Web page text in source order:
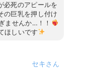
必死のアピールを
の巨乳を押し付け
ませんか…！！
ほしいです
セキ